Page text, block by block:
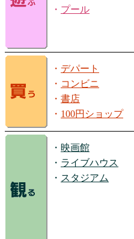
・ プール
・ デパート
・ コンビニ
・ 書店
・ 100円ショップ
・ 映画館
・ ライブハウス
・ スタジアム